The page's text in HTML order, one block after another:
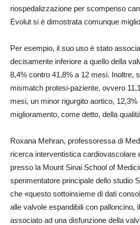
riospedalizzazione per scompenso
Evolut si è dimostrata comunque
Per esempio, il suo uso è stato
decisamente inferiore a quello della
8,4% contro 41,8% a 12 mesi. Inoltre,
mismatch protesi-paziente, ovvero
mesi, un minor rigurgito aortico,
miglioramento, come detto, della
Roxana Mehran, professoressa di
ricerca interventistica cardiovascolare
presso la Mount Sinai School of
sperimentatore principale dello studio
che «questo sottoinsieme di dati
alle valvole espandibili con palloncino,
associato ad una disfunzione della